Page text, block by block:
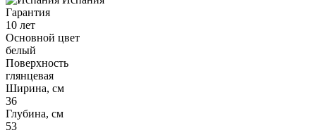
Гарантия
10 лет
Основной цвет
белый
Поверхность
глянцевая
Ширина, см
36
Глубина, см
53